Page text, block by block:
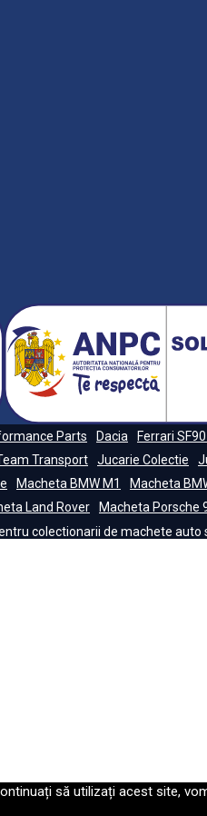
Parts Dacia
Ferrari
Transport Jucarie Colectie
Macheta BMW M1
Macheta
Land Rover
Macheta Porsche
colectionarii de machete auto
să utilizați acest site,